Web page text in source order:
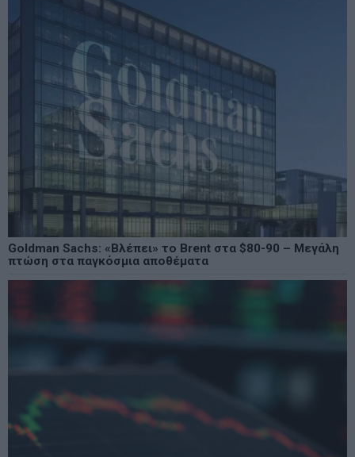
Goldman Sachs: «Βλέπει» το Brent στα $80-90 – Μεγάλη
πτώση στα παγκόσμια αποθέματα